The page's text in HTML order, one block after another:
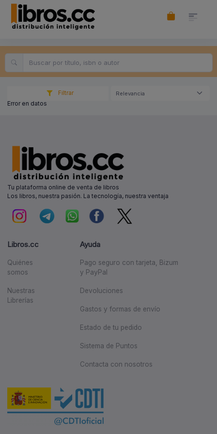
Filtrar Relevancia
Error en datos
Tu plataforma online de venta de libros
Los libros, nuestra pasión. La tecnología, nuestra ventaja
Libros.cc
Quiénes
somos
Nuestras
Librerías
Ayuda
Pago seguro con tarjeta, Bizum
y PayPal
Devoluciones
Gastos y formas de envío
Estado de tu pedido
Sistema de Puntos
Contacta con nosotros